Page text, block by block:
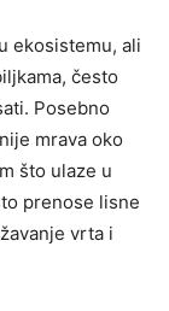
ekosistemu, ali
često
Posebno
mrava oko
što ulaze u
prenose lisne
vrta i